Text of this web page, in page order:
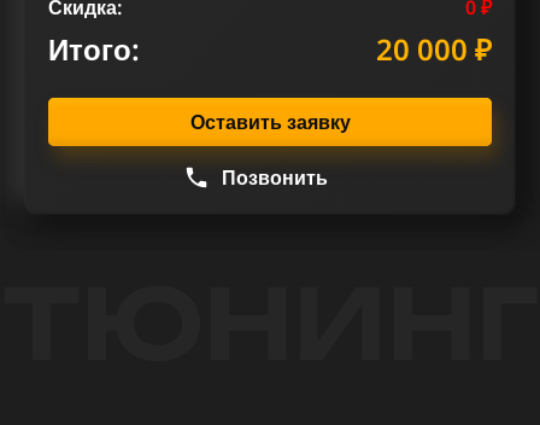
Скидка:
0 ₽
Итого: 20 000 ₽
Оставить заявку
Позвонить